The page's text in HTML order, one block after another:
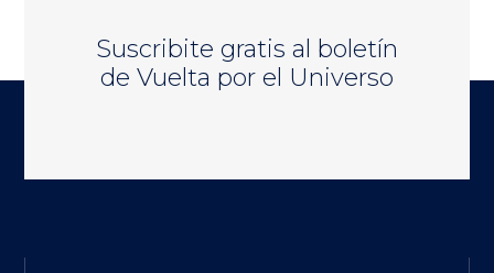
Suscribite gratis al boletín
de Vuelta por el Universo